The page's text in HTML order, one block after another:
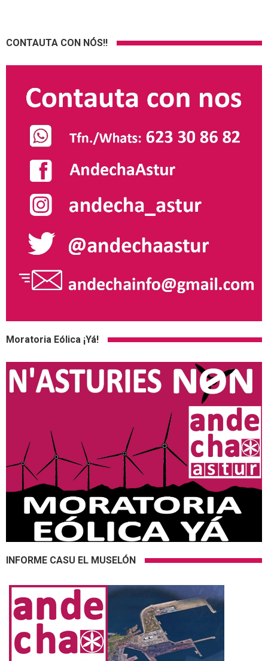
CONTAUTA CON NÓS!!
Moratoria Eólica ¡Yá!
INFORME CASU EL MUSELÓN